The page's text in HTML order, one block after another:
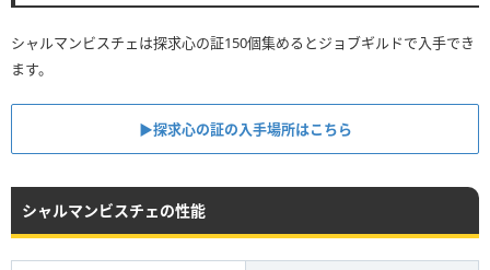
シャルマンビスチェは探求心の証150個集めるとジョブギルドで入手でき
ます。
▶︎探求心の証の入手場所はこちら
シャルマンビスチェの性能